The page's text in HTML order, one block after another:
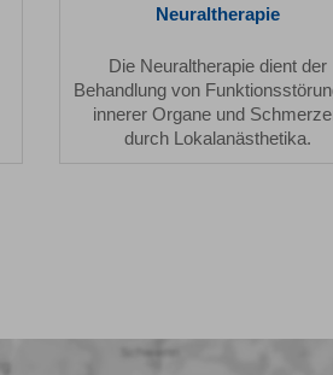
Neuraltherapie
Die Neuraltherapie dient der
Behandlung von
innerer Organe und
durch Lokalanästhetika.